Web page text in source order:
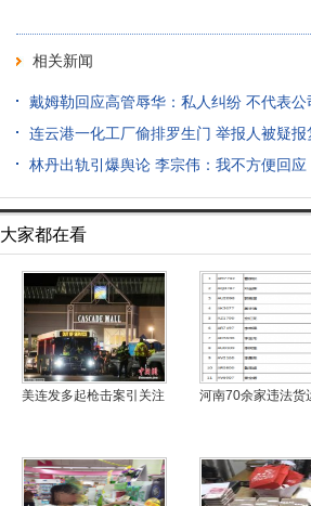
相关新闻
戴姆勒回应高管辱华：私人纠纷 不代表公
连云港一化工厂偷排罗生门 举报人被疑报
林丹出轨引爆舆论 李宗伟：我不方便回应
大家都在看
美连发多起枪击案引关注 河南70余家违法货